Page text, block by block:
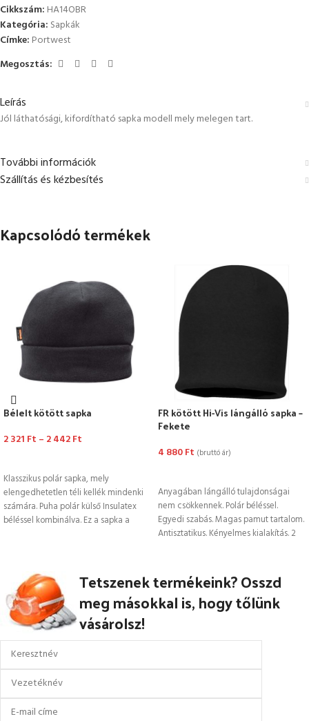
Cikkszám: HA14OBR
Kategória: Sapkák
Címke: Portwest
Megosztás:
Leírás
Jól láthatósági, kifordítható sapka modell mely melegen tart.
További információk
Szállítás és kézbesítés
Kapcsolódó termékek
Bélelt kötött sapka
2 321 Ft – 2 442Ft
Klasszikus polár sapka, mely
elengedhetetlen téli kellék mindenki
számára. Puha polár külső Insulatex
béléssel kombinálva. Ez a sapka a
FR kötött Hi-Vis lángálló sapka –
Fekete
4 880Ft (bruttó ár)
Anyagában lángálló tulajdonságai
nem csökkennek. Polár béléssel.
Egyedi szabás. Magas pamut tartalom.
Antisztatikus. Kényelmes kialakítás. 2
Tetszenek termékeink? Osszd
meg másokkal is, hogy tőlünk
vásárolsz!